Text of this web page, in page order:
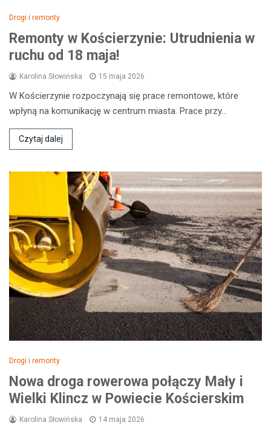
Drogi i remonty
Remonty w Kościerzynie: Utrudnienia w
ruchu od 18 maja!
Karolina Słowińska 15 maja 2026
W Kościerzynie rozpoczynają się prace remontowe, które
wpłyną na komunikację w centrum miasta. Prace przy…
Czytaj dalej
Drogi i remonty
Nowa droga rowerowa połączy Mały i
Wielki Klincz w Powiecie Kościerskim
Karolina Słowińska 14 maja 2026